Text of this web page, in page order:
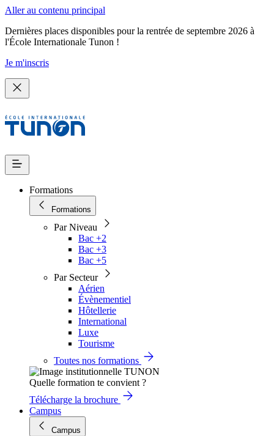
Aller au contenu principal
Dernières places disponibles pour la rentrée de septembre 2026 à
l'École Internationale Tunon !
Je m'inscris
Formations
Formations
Par Niveau
Bac +2
Bac +3
Bac +5
Par Secteur
Aérien
Évènementiel
Hôtellerie
International
Luxe
Tourisme
Toutes nos formations
Quelle formation te convient ?
Télécharge la brochure
Campus
Campus